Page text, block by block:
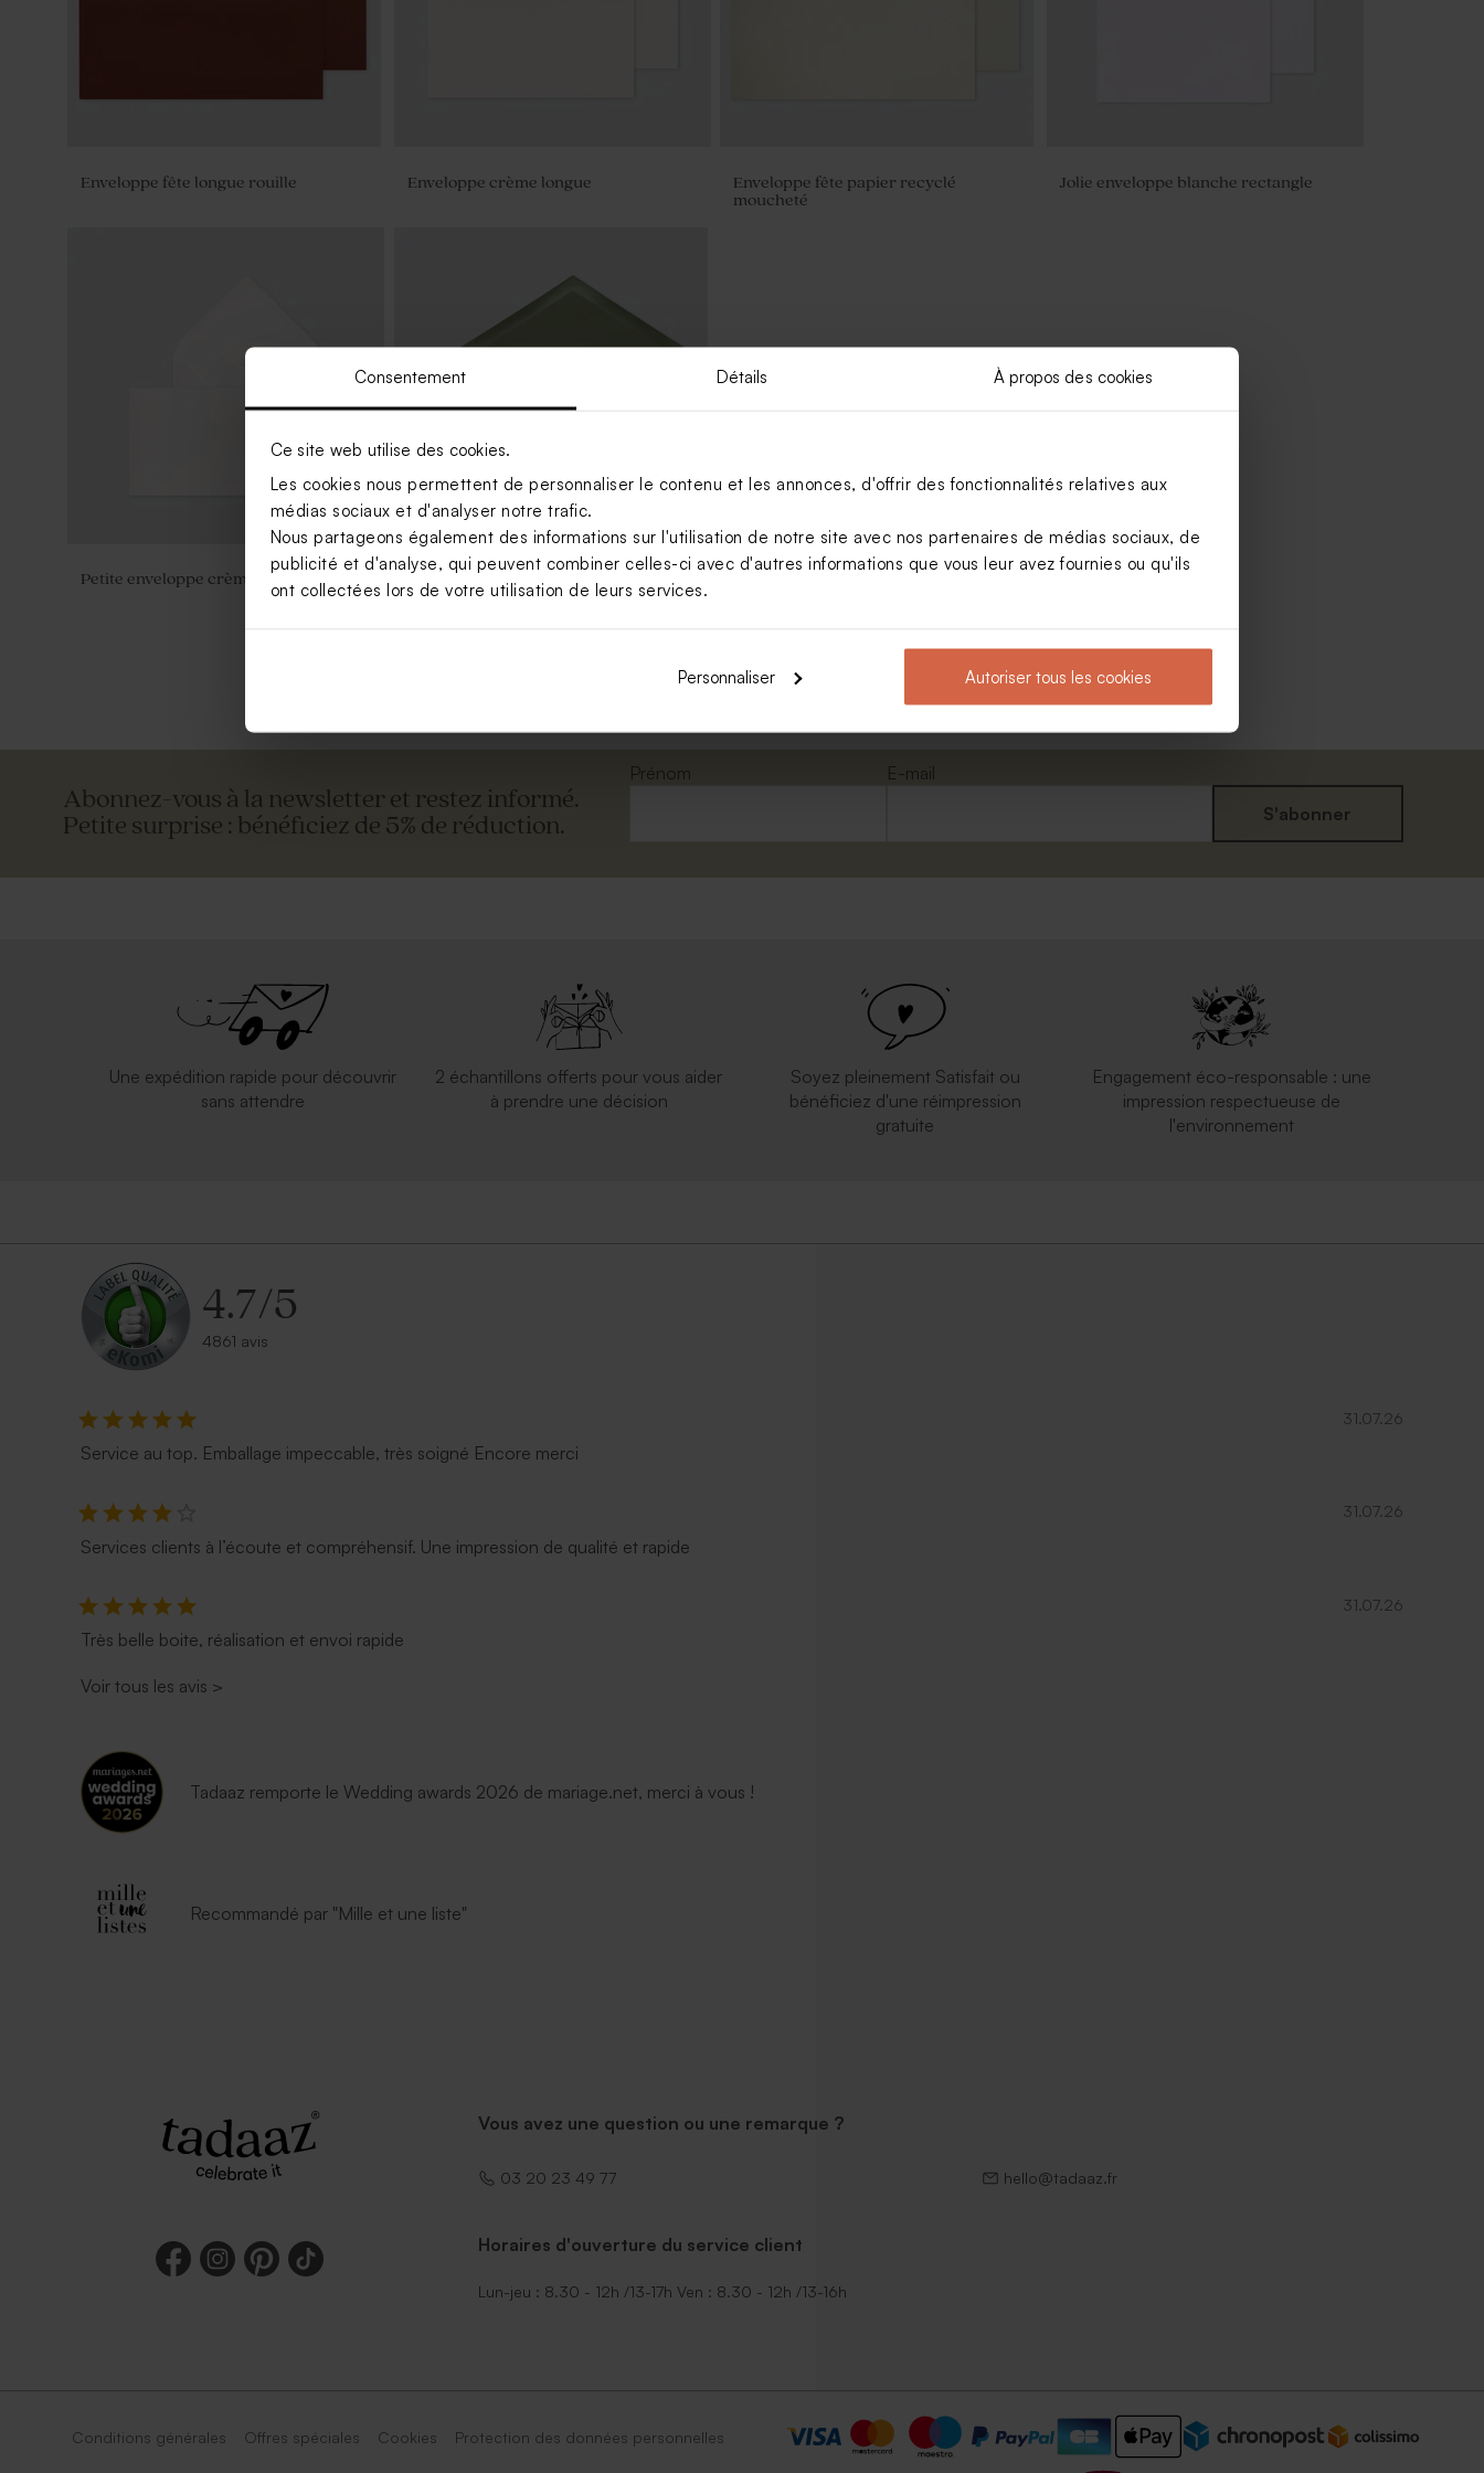
Consentement Détails À propos des cookies
Ce site web utilise des cookies.
Les cookies nous permettent de personnaliser le contenu et les annonces, d'offrir des fonctionnalités relatives aux
médias sociaux et d'analyser notre trafic.
Nous partageons également des informations sur l'utilisation de notre site avec nos partenaires de médias sociaux, de
publicité et d'analyse, qui peuvent combiner celles-ci avec d'autres informations que vous leur avez fournies ou qu'ils
ont collectées lors de votre utilisation de leurs services.
Personnaliser Autoriser tous les cookies
Enveloppe fête longue rouille Enveloppe crème longue
Enveloppe fête papier recyclé
moucheté
Jolie enveloppe blanche rectangle
Petite enveloppe crème Enveloppe fête longue eucalyptus
Voir toute la collection Enveloppe
Abonnez-vous à la newsletter et restez informé.
Petite surprise : bénéficiez de 5% de réduction.
Prénom
E-mail
S'abonner
Une expédition rapide pour découvrir
sans attendre
2 échantillons offerts pour vous aider
à prendre une décision
Soyez pleinement Satisfait ou
bénéficiez d'une réimpression
gratuite
Engagement éco-responsable : une
impression respectueuse de
l'environnement
4.7/5
4861 avis
31.07.26
Service au top. Emballage impeccable, très soigné Encore merci
31.07.26
Services clients à l’écoute et compréhensif. Une impression de qualité et rapide
31.07.26
Très belle boite, réalisation et envoi rapide
Voir tous les avis >
Tadaaz remporte le Wedding awards 2026 de mariage.net, merci à vous !
Recommandé par "Mille et une liste"
Vous avez une question ou une remarque ?
03 20 23 49 77 hello@tadaaz.fr
Horaires d'ouverture du service client
Lun-jeu : 8.30 - 12h /13-17h Ven : 8.30 - 12h /13-16h
Conditions générales Offres spéciales Cookies Protection des données personnelles